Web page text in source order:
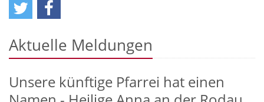
Aktuelle Meldungen
Unsere künftige Pfarrei hat einen